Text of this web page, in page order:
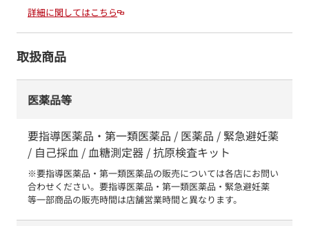
詳細に関してはこちら
取扱商品
医薬品等
要指導医薬品・第一類医薬品 / 医薬品 / 緊急避妊薬
/ 自己採血 / 血糖測定器 / 抗原検査キット
※要指導医薬品・第一類医薬品の販売については各店にお問い
合わせください。要指導医薬品・第一類医薬品・緊急避妊薬
等一部商品の販売時間は店舗営業時間と異なります。